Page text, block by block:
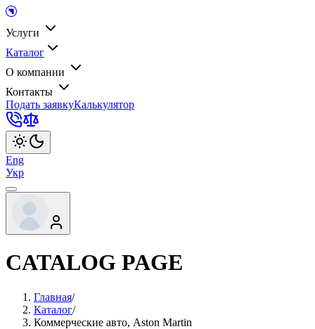
Услуги
Каталог
О компании
Контакты
Подать заявкуКалькулятор
Eng
Укр
CATALOG PAGE
Главная/
Каталог/
Коммерческие авто, Aston Martin